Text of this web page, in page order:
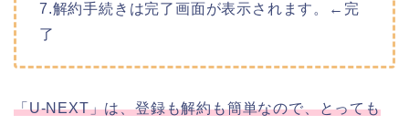
7.解約手続きは完了画面が表示されます。←完
了
「U-NEXT」は、登録も解約も簡単なので、とっても